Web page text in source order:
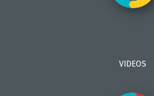
VIDEOS